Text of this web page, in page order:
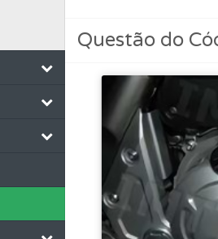
Perfil Veja as
Veja os
Ajuda Consulte a
Questão do